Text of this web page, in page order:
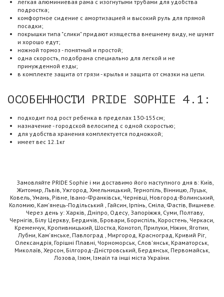
легкая алюминиевая рама с изогнутыми трубами для удобства
подростка;
комфортное сидение с амортизацией и высокий руль для прямой
посадки;
покрышки типа "слики" придают изящества внешнему виду, не шумят
и хорошо едут;
ножной тормоз - понятный и простой;
одна скорость, подобрана специально для легкой и не
принужденной езды;
в комплекте защита от грязи - крылья и защита от смазки на цепи.
ОСОБЕННОСТИ PRIDE SOPHIE 4.1:
подходит под рост ребенка в пределах 130-155см;
назначение - городской велосипед с одной скоростью;
для удобства хранения комплектуется подножкой;
имеет вес 12.1кг
Замовляйте PRIDE Sophie і ми доставимо його наступного дня в: Київ,
Житомир, Львів, Ужгород, Хмельницький, Тернопіль, Вінницю, Луцьк,
Ковель, Умань, Рівне, Івано-Франківськ, Чернівці, Новгород-Волинський,
Коломию, Кам'янець-Подільський , Гайсин, Ірпінь, Сміла, Фастів, Вишневе.
Через день у: Харків, Дніпро, Одесу, Запоріжжя, Суми, Полтаву,
Чернігів, Білу Церкву, Бердичів, Бровари, Бориспіль, Коростень, Черкаси,
Кременчук, Кропивницький, Шостка, Конотоп, Прилуки, Ніжин, Яготин,
Лубни, Кам'янське, Павлоград , Миргород, Красноград, Кривий Ріг,
Олександрія, Горішні Плавні, Чорноморськ, Слов'янськ, Краматорськ,
Миколаїв, Херсон, Білгород-Дністровський, Бердянськ, Первомайськ,
Лозова, Ізюм, Ізмаїл та інші міста України.